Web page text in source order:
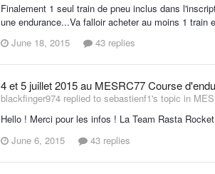
Finalement 1 seul train de pneu inclus dans
une endurance...Va falloir acheter au moins 1 train
June 18, 2015
43 replies
4 et 5 juillet 2015 au MESRC77 Course
blackfinger974 replied to sebastienf1's topic in
Hello ! Merci pour les infos ! La Team Rasta
June 6, 2015
43 replies